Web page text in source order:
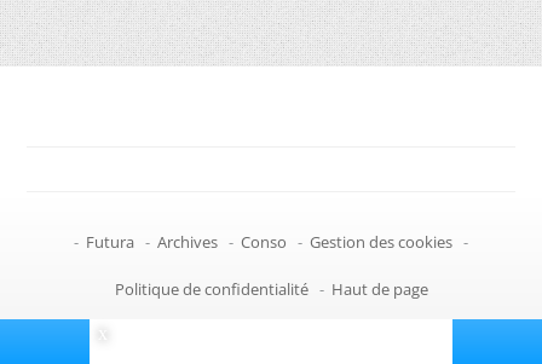
- Futura - Archives - Conso - Gestion des cookies -
Politique de confidentialité - Haut de page